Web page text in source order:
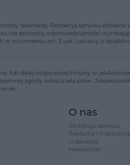
lekarskiej. Redakcja serwisu
nie ponoszą odpowiedzialności
rozumieniu art. 3 ust 1 ustawy o
lub dalej rozpowszechniany w
zgody właściciela praw.
O nas
Redakcja serwisu
Reklama i marketing
O serwisie
Newsletter